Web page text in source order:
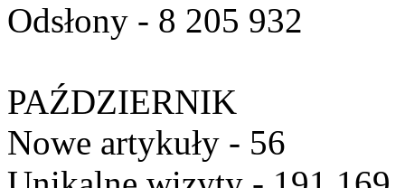
Odsłony - 8 205 932
PAŹDZIERNIK
Nowe artykuły - 56